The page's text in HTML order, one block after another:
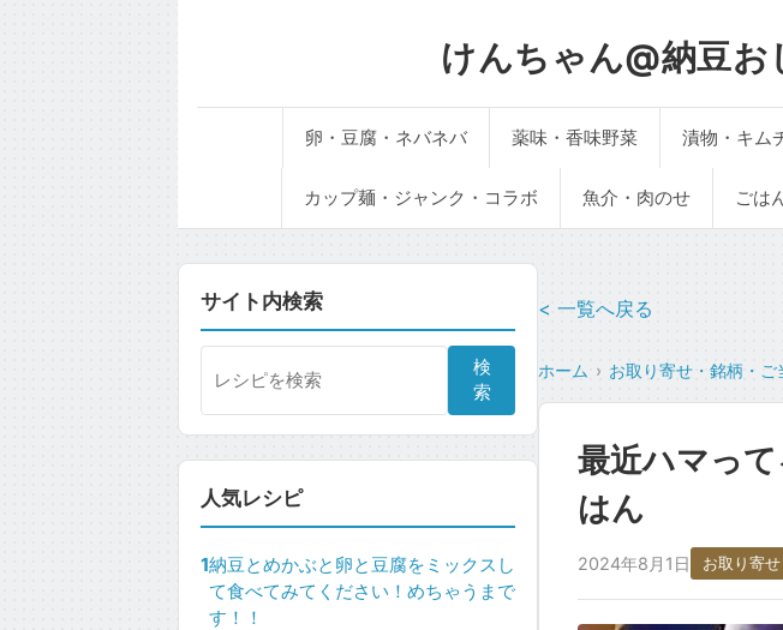
けんちゃん@納豆
卵・豆腐・ネバネバ 薬味・香味野菜 漬物・キム
カップ麺・ジャンク・コラボ 魚介・肉のせ ごは
< 一覧へ戻る
ホーム お取り寄せ・銘柄・ご
最近ハマっ
はん
2024年8月1日 お取り寄
サイト内検索
検
索
人気レシピ
1納豆とめかぶと卵と豆腐をミックスし
て食べてみてください！めちゃうまで
す！！